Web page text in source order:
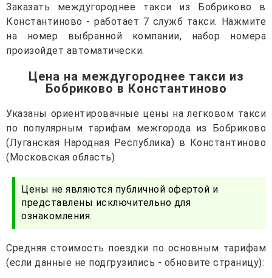
Заказать междугороднее такси из Бобриково в
Константиново - работает 7 служб такси. Нажмите
на номер выбранной компании, набор номера
произойдет автоматически.
Цена на междугороднее такси из
Бобриково в Константиново
Указаны ориентировачные цены на легковом такси
по популярным тарифам межгорода из Бобриково
(Луганская Народная Республика) в Константиново
(Московская область)
Цены не являются публичной офертой и
представлены исключительно для
ознакомления.
Средняя стоимость поездки по основным тарифам
(если данные не подгрузились - обновите страницу):